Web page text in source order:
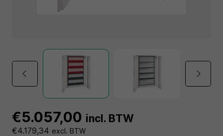
€5.057,00 incl. BTW
€4.179,34 excl. BTW